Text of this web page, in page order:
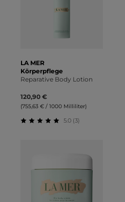
LA MER
Körperpflege
Reparative Body Lotion
120,90 €
(755,63 € / 1000 Milliliter)
5.0 (3)